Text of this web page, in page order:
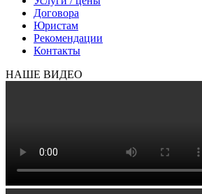
Договора
Юристам
Рекомендации
Контакты
НАШЕ ВИДЕО